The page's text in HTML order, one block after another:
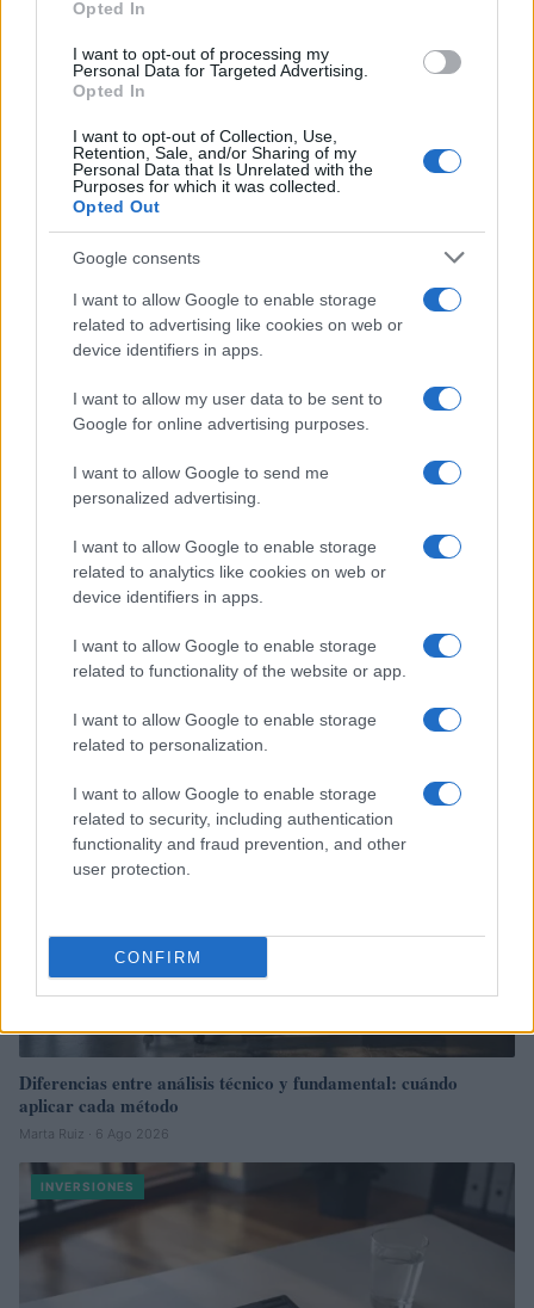
Opted In
I want to opt-out of processing my
Personal Data for Targeted Advertising.
Opted In
I want to opt-out of Collection, Use,
Retention, Sale, and/or Sharing of my
Personal Data that Is Unrelated with the
Purposes for which it was collected.
Opted Out
Google consents
I want to allow Google to enable storage
related to advertising like cookies on web or
device identifiers in apps.
I want to allow my user data to be sent to
Google for online advertising purposes.
I want to allow Google to send me
personalized advertising.
I want to allow Google to enable storage
related to analytics like cookies on web or
device identifiers in apps.
I want to allow Google to enable storage
related to functionality of the website or app.
I want to allow Google to enable storage
related to personalization.
I want to allow Google to enable storage
related to security, including authentication
functionality and fraud prevention, and other
user protection.
CONFIRM
Sigue leyendo
Guía para evaluar RWA: custodios, oráculos, liquidez y riesgo
INVERSIONES
Diferencias entre análisis técnico y fundamental: cuándo
aplicar cada método
Marta Ruiz · 6 Ago 2026
INVERSIONES